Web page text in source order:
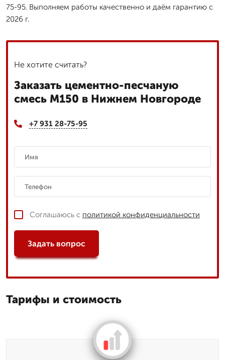
75-95. Выполняем работы качественно и даём гарантию с
2026 г.
Не хотите считать?
Заказать цементно-песчаную
смесь М150 в Нижнем Новгороде
+7 931 28-75-95
Соглашаюсь с политикой конфиденциальности
Задать вопрос
Тарифы и стоимость